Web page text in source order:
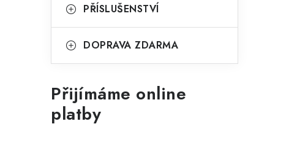
PŘÍSLUŠENSTVÍ
DOPRAVA ZDARMA
Přijímáme online
platby